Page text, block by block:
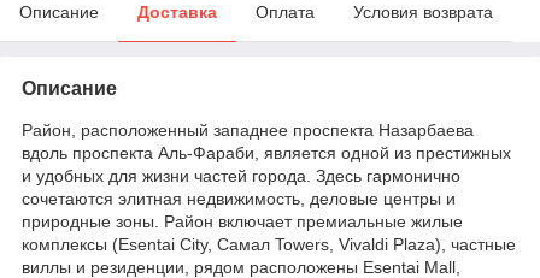
Описание Доставка Оплата Условия возврата
Описание
Район, расположенный западнее проспекта Назарбаева
вдоль проспекта Аль-Фараби, является одной из престижных
и удобных для жизни частей города. Здесь гармонично
сочетаются элитная недвижимость, деловые центры и
природные зоны. Район включает премиальные жилые
комплексы (Esentai City, Самал Towers, Vivaldi Plaza), частные
виллы и резиденции, рядом расположены Esentai Mall,